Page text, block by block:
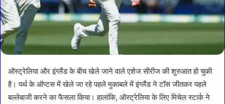
ऑस्ट्रेलिया और इंग्लैंड के बीच खेले जाने वाले एशेज सीरीज की शुरुआत हो चुकी
है। पर्थ के ऑप्टस में खेले जा रहे पहले मुकाबले में इंग्लैंड ने टॉस जीतकर पहले
बल्लेबाजी करने का फैसला किया। हालांकि, ऑस्ट्रेलिया के लिए मिचेल स्टार्क ने